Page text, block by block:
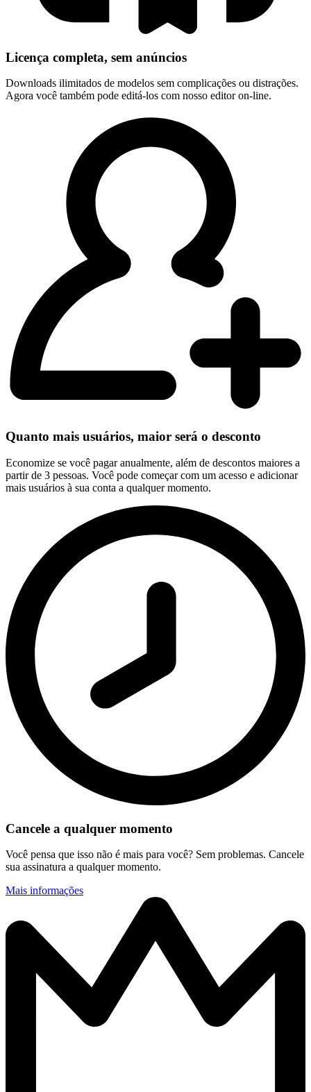
Licença completa, sem anúncios
Downloads ilimitados de modelos sem complicações ou distrações.
Agora você também pode editá-los com nosso editor on-line.
Quanto mais usuários, maior será o desconto
Economize se você pagar anualmente, além de descontos maiores a
partir de 3 pessoas. Você pode começar com um acesso e adicionar
mais usuários à sua conta a qualquer momento.
Cancele a qualquer momento
Você pensa que isso não é mais para você? Sem problemas. Cancele
sua assinatura a qualquer momento.
Mais informações